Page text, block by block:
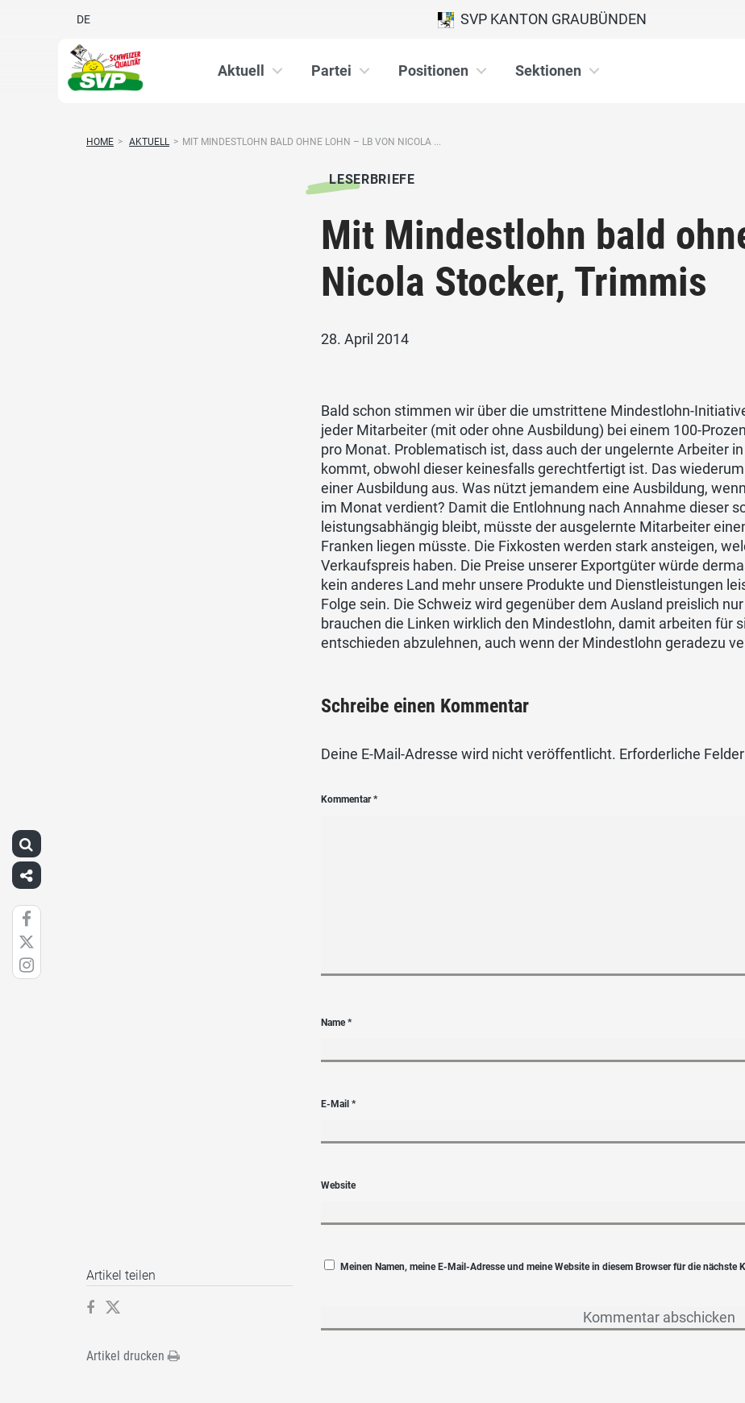
DE SVP KANTON GRAUBÜNDEN
Aktuell Partei Positionen Sektionen
HOME > AKTUELL > MIT MINDESTLOHN BALD OHNE LOHN – LB VON NICOLA ...
LESERBRIEFE
Mit Mindestlohn bald
Nicola Stocker, Trimmis
28. April 2014
Bald schon stimmen wir über die umstrittene Mindestlohn-
jeder Mitarbeiter (mit oder ohne Ausbildung) bei einem 100-
pro Monat. Problematisch ist, dass auch der ungelernte Arbeiter
kommt, obwohl dieser keinesfalls gerechtfertigt ist. Das
einer Ausbildung aus. Was nützt jemandem eine Ausbildung,
im Monat verdient? Damit die Entlohnung nach Annahme dieser
leistungsabhängig bleibt, müsste der ausgelernte Mitarbeiter
Franken liegen müsste. Die Fixkosten werden stark ansteigen,
Verkaufspreis haben. Die Preise unserer Exportgüter würde
kein anderes Land mehr unsere Produkte und Dienstleistungen
Folge sein. Die Schweiz wird gegenüber dem Ausland preislich
brauchen die Linken wirklich den Mindestlohn, damit arbeiten für
entschieden abzulehnen, auch wenn der Mindestlohn geradezu
Schreibe einen Kommentar
Deine E-Mail-Adresse wird nicht veröffentlicht. Erforderliche
Kommentar*
Name*
E-Mail*
Website
Meinen Namen, meine E-Mail-Adresse und meine Website in diesem Browser für die nächste
Artikel teilen
Artikel drucken